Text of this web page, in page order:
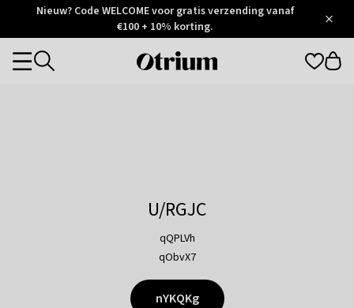
Otrium
Trustpilot
Nieuw? Code WELCOME voor gratis verzending vanaf
€100 + 10% korting.
Otrium
Categories
U/RGJC
qQPLVh
qObvX7
nYKQKg